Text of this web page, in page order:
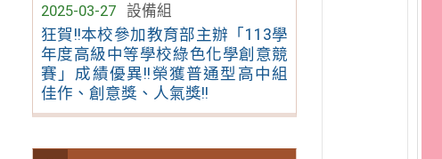
2025-03-27
設備組
狂賀!!本校參加教育部主辦「113學
年度高級中等學校綠色化學創意競
賽」成績優異!!榮獲普通型高中組
佳作、創意獎、人氣獎!!